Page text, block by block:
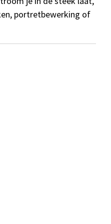
portretbewerking of